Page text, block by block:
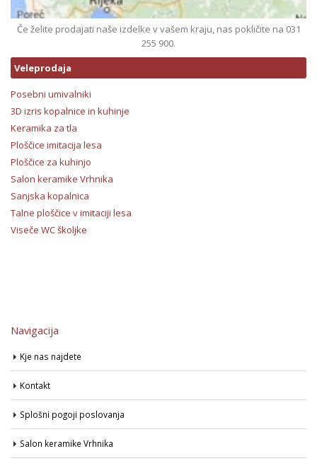
Če želite prodajati naše izdelke v vašem kraju, nas pokličite na 031
255 900.
Veleprodaja
Posebni umivalniki
3D izris kopalnice in kuhinje
Keramika za tla
Ploščice imitacija lesa
Ploščice za kuhinjo
Salon keramike Vrhnika
Sanjska kopalnica
Talne ploščice v imitaciji lesa
Viseče WC školjke
Navigacija
Kje nas najdete
Kontakt
Splošni pogoji poslovanja
Salon keramike Vrhnika